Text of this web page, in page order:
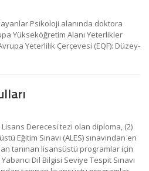
Psikoloji alanında doktora
Yükseköğretim Alanı Yeterlikler
Yeterlilik Çerçevesi (EQF): Düzey-
Derecesi tezi olan diploma, (2)
Eğitim Sınavı (ALES) sınavından en
tanınan lisansüstü programlar için
Dil Bilgisi Seviye Tespit Sınavı